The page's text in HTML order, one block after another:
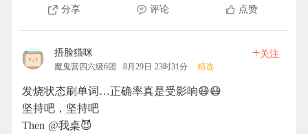
分享 评论 点赞
捂脸猫咪
魔鬼营四六级6团 8月29日 23时31分 精选
+关注
发烧状态刷单词…正确率真是受影响😷😷
坚持吧，坚持吧
Then @我桌😈